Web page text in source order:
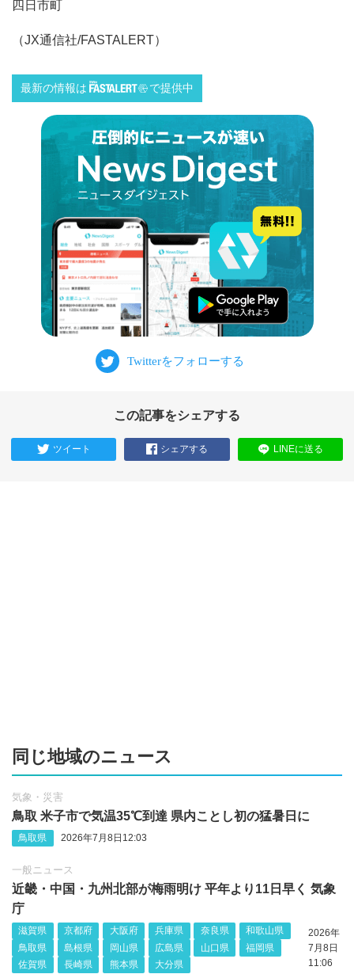
四日市町
（JX通信社/FASTALERT）
最新の情報は で提供中
この記事をシェアする
ツイート シェアする LINEに送る
同じ地域のニュース
気象・災害
鳥取 米子市で気温35℃到達 県内ことし初の猛暑日に
鳥取県 2026年7月8日12:03
一般ニュース
近畿・中国・九州北部が梅雨明け 平年より11日早く 気象
庁
滋賀県 京都府 大阪府 兵庫県 奈良県
和歌山県
鳥取県
島根県 岡山県 広島県 山口県
福岡県
佐賀県
長崎県 熊本県 大分県
2026年
7月8日
11:06